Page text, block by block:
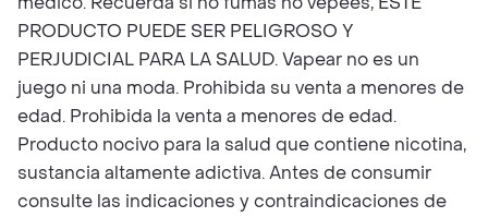
PRODUCTO PUEDE SER PELIGROSO Y
PERJUDICIAL PARA LA SALUD. Vapear no es un
juego ni una moda. Prohibida su venta a menores de
edad. Prohibida la venta a menores de edad.
Producto nocivo para la salud que contiene nicotina,
sustancia altamente adictiva. Antes de consumir
consulte las indicaciones y contraindicaciones de